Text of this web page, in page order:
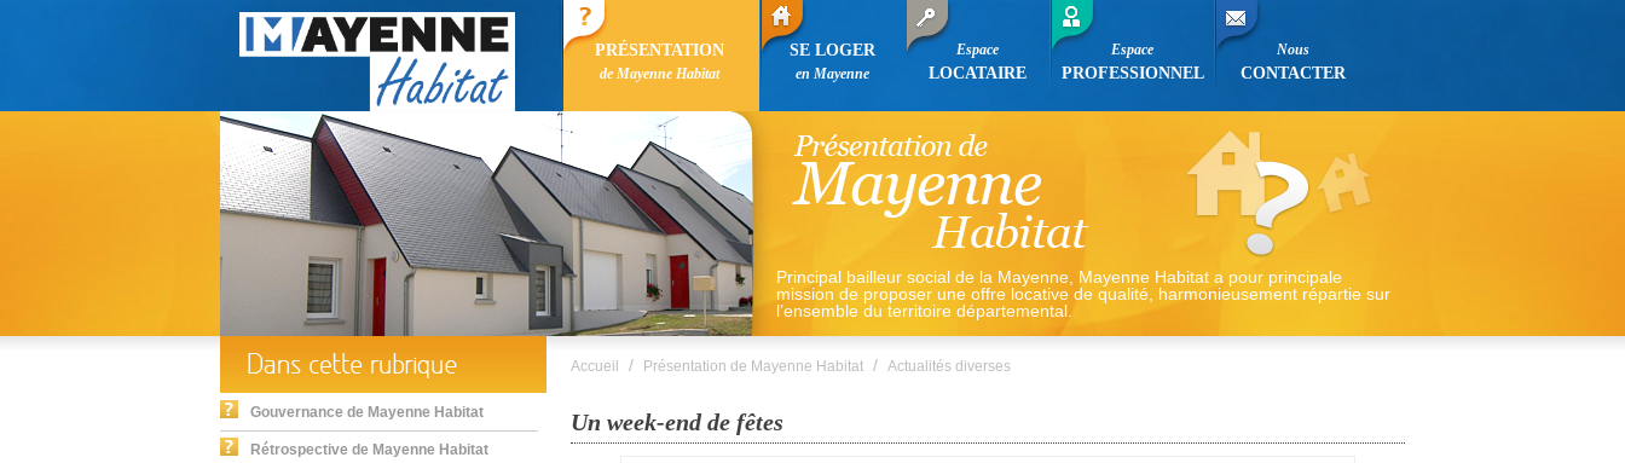
PRÉSENTATION
de Mayenne Habitat
SE LOGER
en Mayenne
Espace
LOCATAIRE
Espace
PROFESSIONNEL
Nous
CONTACTER
Principal bailleur social de la Mayenne, Mayenne Habitat a pour principale
mission de proposer une offre locative de qualité, harmonieusement répartie sur
l’ensemble du territoire départemental.
Gouvernance de Mayenne Habitat
Rétrospective de Mayenne Habitat
Accueil / Présentation de Mayenne Habitat / Actualités diverses
Un week-end de fêtes